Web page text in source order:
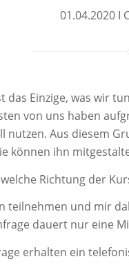
01.04.2020 I
das Einzige, was wir
von uns haben
nutzen. Aus diesem
können ihn
Richtung der
teilnehmen und mir
dauert nur eine
erhalten ein